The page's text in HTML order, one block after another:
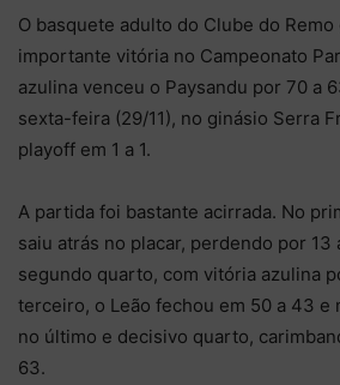
O basquete adulto do Clube do Remo
importante vitória no Campeonato
azulina venceu o Paysandu por 70 a
sexta-feira (29/11), no ginásio Serra
playoff em 1 a 1.
A partida foi bastante acirrada. No
saiu atrás no placar, perdendo por 13
segundo quarto, com vitória azulina
terceiro, o Leão fechou em 50 a 43 e
no último e decisivo quarto,
63.